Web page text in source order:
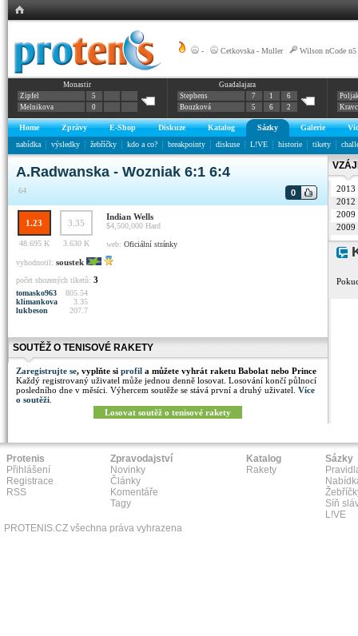
- Cetkovska - Muller| Wilson nCode n5
Monastir
Zipfel
5
Melnikova
0
Guadalajara
Stephens
7 1
6
Bouzková
5 6 2
Home Zprávy E-Shop Diskuze Katalog Sázky Galerie
nabídka
výsledky žebříčky kdo a co? breakpointy diskuse L!VE historie tikety
A.Radwanska - Wozniak 6:1 6:4
64 0
1.23 3.35
Indian Wells
$4,500,000 Hard
48.695 K
3.630 K web: Oficiální stránky
vyhodnotil: soustek
počet shozených tiketů: 3
tomasko963
805.54
klimankova
3.35
lukbeson
207.7
SOUTĚŽ O TENISOVÉ RAKETY
Zaregistrujte se, vyplňte si profil a můžete vyhrát raketu Babolat nebo Prince
Každý registrovaný uživatel může jednou denně losovat. Losování končí půlnocí
posledního dne v měsíci. Výhercem soutěže se stává první a druhý uživatel. Více
o soutěži
Losovat soutěž o tenisové rakety
2013
2012
2009
2009
Protenis
Přihlášení
Registrace
RSS
Zpravodajství
Novinky
Články
Komentáře
Tagy
Katalog
Rakety
Sázky
Síň
L!VE
PROTENIS.CZ všechna práva vyhrazena